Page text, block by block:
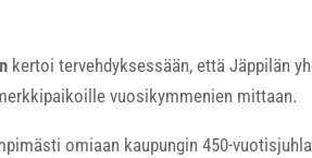
kertoi tervehdyksessään, että Jäppilän
vuosikymmenien mittaan.
omiaan kaupungin 450-